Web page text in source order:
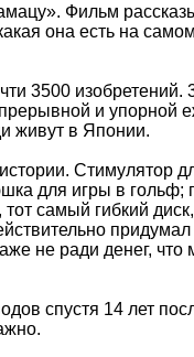
Фильм
она есть на
3500 изобретений.
и
живут в Японии.
Стимулятор
для игры в гольф;
самый гибкий
не ради денег, что
спустя 14 лет